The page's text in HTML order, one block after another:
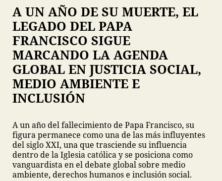
A UN AÑO DE SU MUERTE, EL
LEGADO DEL PAPA
FRANCISCO SIGUE
MARCANDO LA AGENDA
GLOBAL EN JUSTICIA SOCIAL,
MEDIO AMBIENTE E
INCLUSIÓN
A un año del fallecimiento de Papa Francisco, su
figura permanece como una de las más influyentes
del siglo XXI, una que trasciende su influencia
dentro de la Iglesia católica y se posiciona como
vanguardista en el debate global sobre medio
ambiente, derechos humanos e inclusión social.